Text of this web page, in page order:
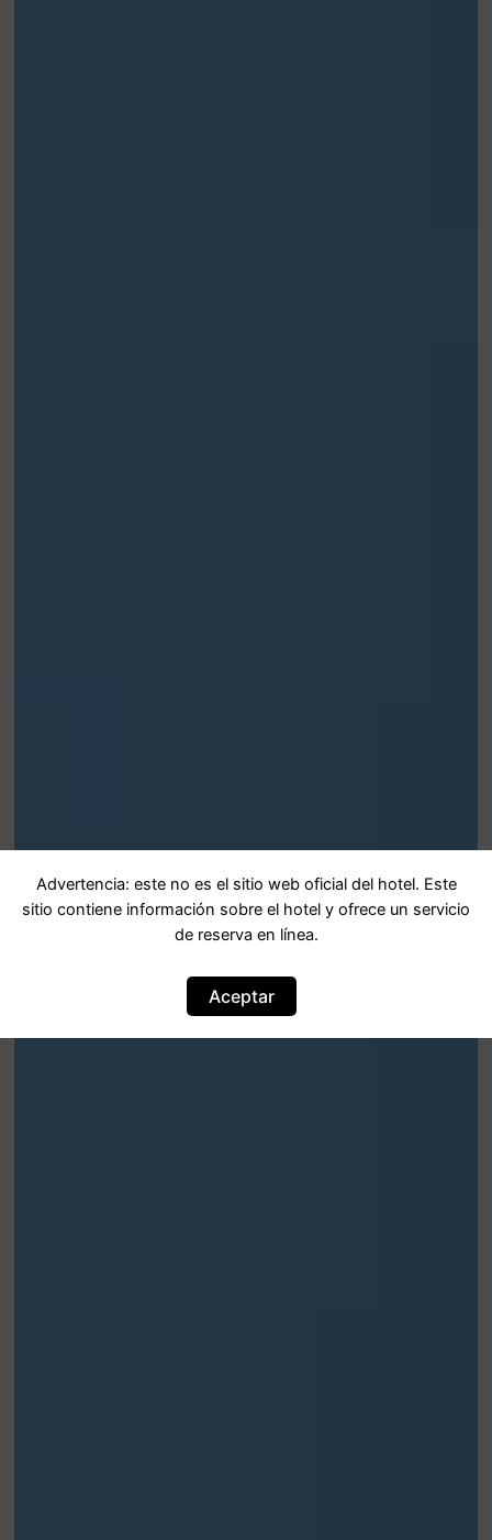
Advertencia: este no es el sitio web oficial del hotel. Este
sitio contiene información sobre el hotel y ofrece un servicio
de reserva en línea.
Aceptar